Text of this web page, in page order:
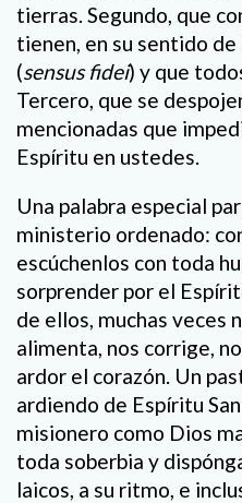
tierras. Segundo, que
tienen, en su sentido
(sensus fidei) y que
Tercero, que se
mencionadas que
Espíritu en ustedes.
Una palabra especial
ministerio ordenado:
escúchenlos con toda
sorprender por el
de ellos, muchas veces
alimenta, nos corrige,
ardor el corazón. Un
ardiendo de Espíritu
misionero como Dios
toda soberbia y
laicos, a su ritmo, e